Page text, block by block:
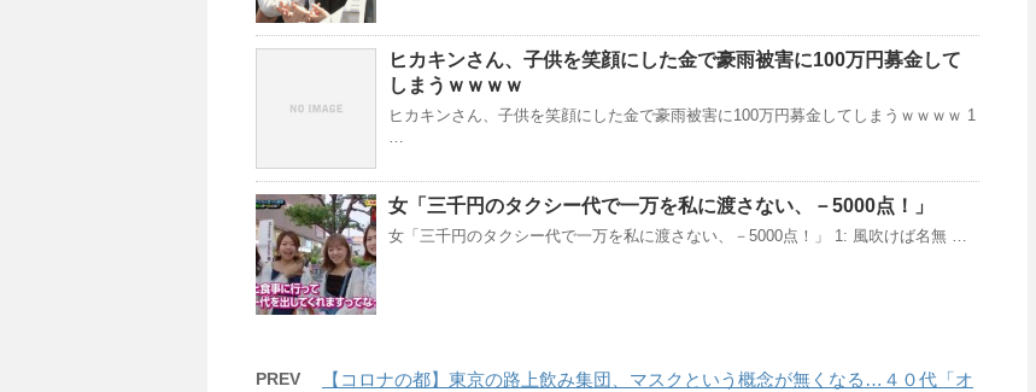
ヒカキンさん、子供を笑顔にした金で豪雨被害に100万円募金して
しまうｗｗｗｗ
ヒカキンさん、子供を笑顔にした金で豪雨被害に100万円募金してしまうｗｗｗｗ 1
女「三千円のタクシー代で一万を私に渡さない、－5000点！」
女「三千円のタクシー代で一万を私に渡さない、－5000点！」 1: 風吹けば名無 …
PREV
【コロナの都】東京の路上飲み集団、マスクという概念が無くなる…４０代「オ